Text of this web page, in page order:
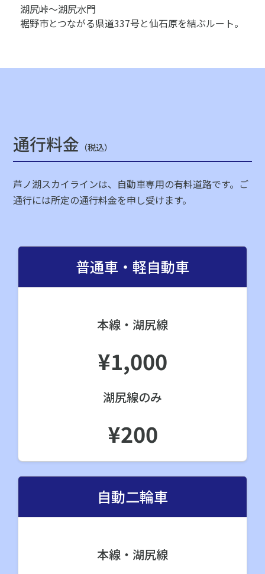
湖尻峠～湖尻水門
裾野市とつながる県道337号と仙石原を結ぶルート。
通行料金 （税込）
芦ノ湖スカイラインは、自動車専用の有料道路です。ご
通行には所定の通行料金を申し受けます。
普通車・軽自動車
本線・湖尻線
¥1,000
湖尻線のみ
¥200
自動二輪車
本線・湖尻線